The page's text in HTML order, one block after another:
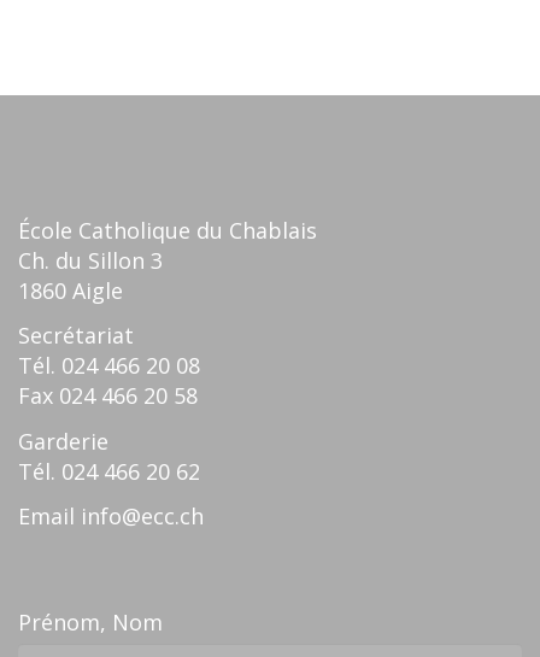
École Catholique du Chablais
Ch. du Sillon 3
1860 Aigle
Secrétariat
Tél. 024 466 20 08
Fax 024 466 20 58
Garderie
Tél. 024 466 20 62
Email info@ecc.ch
Prénom, Nom